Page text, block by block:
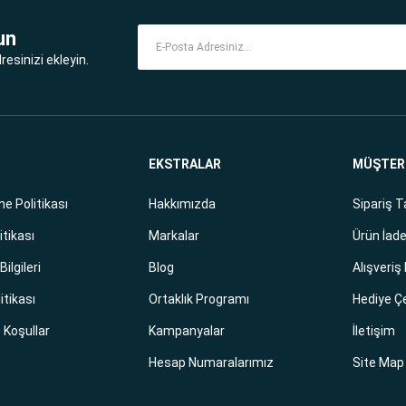
ekleyin.
Politikası
Koşullar
EKSTRALAR
Hakkımızda
Markalar
Blog
Ortaklık Programı
Kampanyalar
Hesap Numaralarımız
Sipariş
Ürün
Hediye
İletişim
Site Map